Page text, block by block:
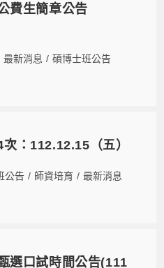
費生簡章公告
最新消息 / 碩博士班公告
：112.12.15（五）
公告 / 師資培育 / 最新消息
選口試時間公告(111